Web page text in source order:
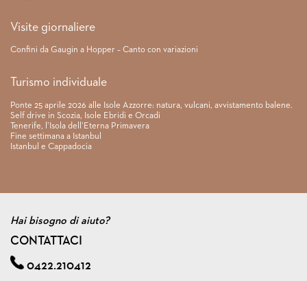
Visite giornaliere
Confini da Gaugin a Hopper – Canto con variazioni
Turismo individuale
Ponte 25 aprile 2026 alle Isole Azzorre: natura, vulcani, avvistamento balene.
Self drive in Scozia, Isole Ebridi e Orcadi
Tenerife, l’Isola dell’Eterna Primavera
Fine settimana a Istanbul
Istanbul e Cappadocia
Hai bisogno di aiuto?
CONTATTACI
0422.210412